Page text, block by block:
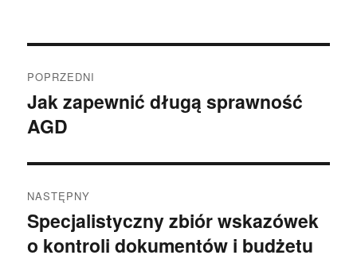
wpisu
POPRZEDNI
Poprzedni
wpis:
Jak zapewnić długą sprawność
AGD
NASTĘPNY
Następny
wpis:
Specjalistyczny zbiór wskazówek
o kontroli dokumentów i budżetu